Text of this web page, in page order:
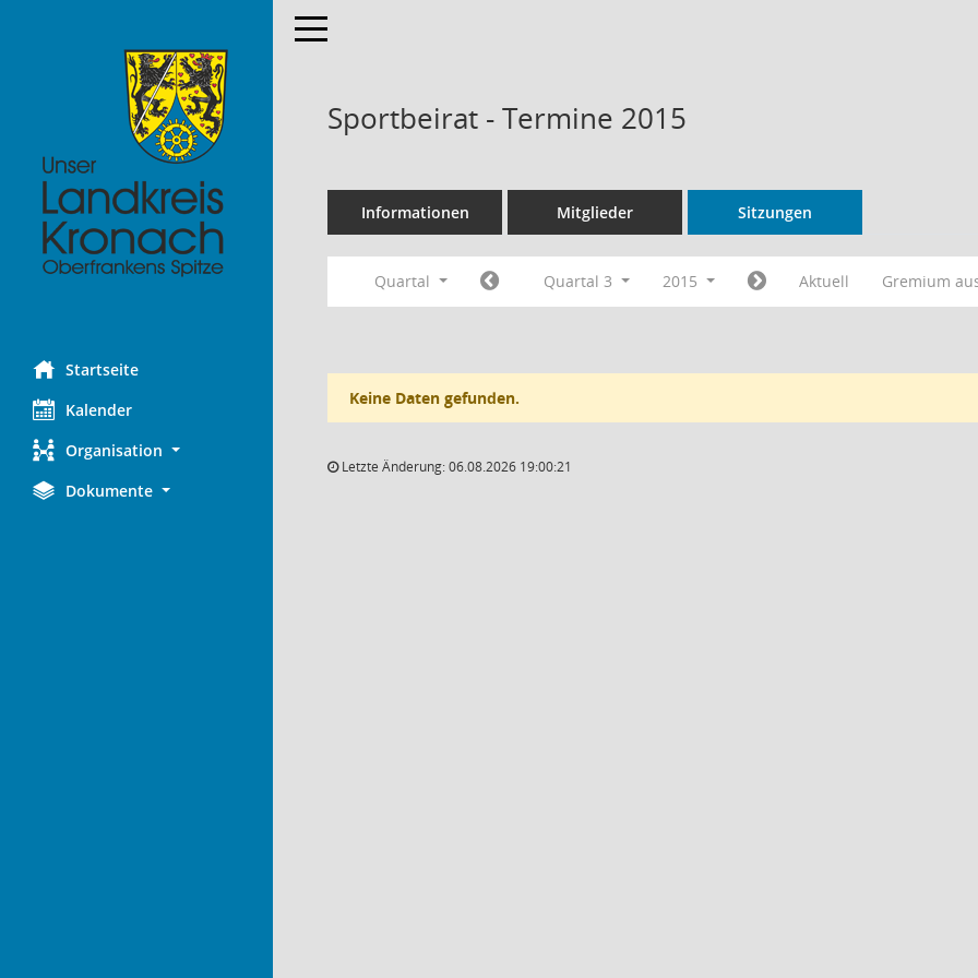
Startseite
Kalender
Organisation
Dokumente
Toggle navigation
Sportbeirat - Termine 2015
Informationen Mitglieder Sitzungen
Quartal Quartal 3 2015 Aktuell Gremium
Keine Daten gefunden.
Letzte Änderung: 06.08.2026 19:00:21